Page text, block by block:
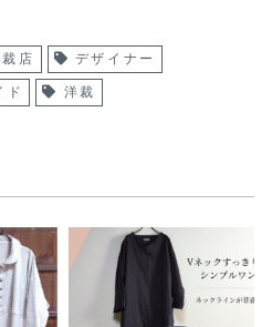
店 デザイナー
ド 洋裁